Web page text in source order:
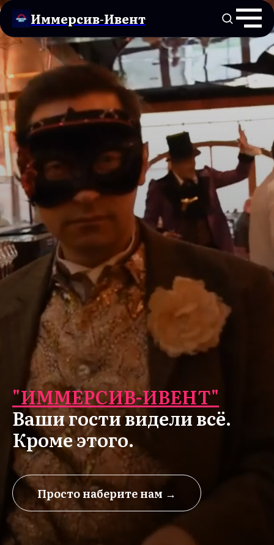
"ИММЕРСИВ-ИВЕНТ"
Ваши гости видели всё.
Кроме этого.
Просто наберите нам →
Иммерсив-Ивент